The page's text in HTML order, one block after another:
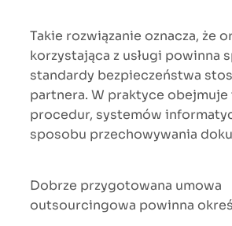
Takie rozwiązanie oznacza, że
korzystająca z usługi powinna
standardy bezpieczeństwa
partnera. W praktyce
procedur, systemów
sposobu przechowywania
Dobrze przygotowana umowa
outsourcingowa powinna